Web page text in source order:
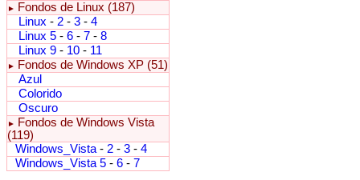
►
Fondos de Linux (187)
Linux - 2 - 3 - 4
Linux 5 - 6 - 7 - 8
Linux 9 - 10 - 11
►
Fondos de Windows XP (51)
Azul
Colorido
Oscuro
►
Fondos de Windows Vista
(119)
Windows_Vista - 2 - 3 - 4
Windows_Vista 5 - 6 - 7